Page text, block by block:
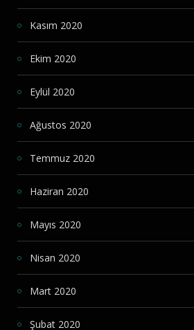
Kasım 2020
Ekim 2020
Eylül 2020
Ağustos 2020
Temmuz 2020
Haziran 2020
Mayıs 2020
Nisan 2020
Mart 2020
Şubat 2020